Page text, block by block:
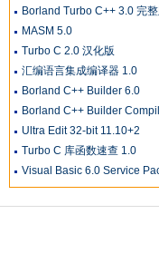
Borland Turbo C++ 3.0 完
MASM 5.0
Turbo C 2.0 汉化版
汇编语言集成编译器 1.0
Borland C++ Builder 6.0
Borland C++ Builder
Ultra Edit 32-bit 11.10+2
Turbo C 库函数速查 1.0
Visual Basic 6.0 Service